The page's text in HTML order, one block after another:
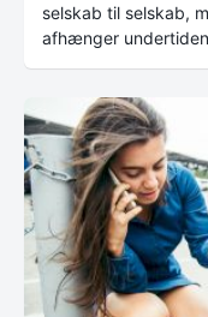
selskab til selskab,
afhænger